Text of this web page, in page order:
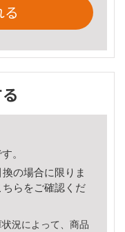
。
の場合に限りま
ちら をご確認くだ
況によって、商品